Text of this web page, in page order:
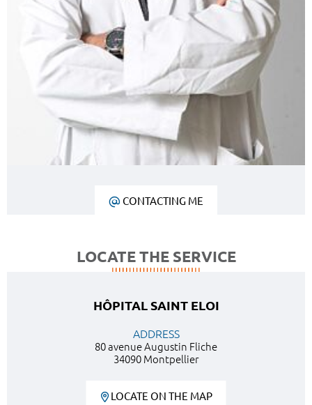
CONTACTING ME
LOCATE THE SERVICE
HÔPITAL SAINT ELOI
ADDRESS
80 avenue Augustin Fliche
34090 Montpellier
LOCATE ON THE MAP